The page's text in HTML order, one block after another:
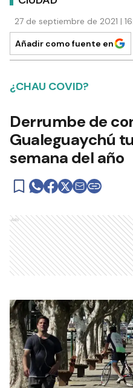
27 de septiembre de 2021 |
Añadir como fuente en
¿CHAU COVID?
Derrumbe de
Gualeguaychú
semana del año
Ads